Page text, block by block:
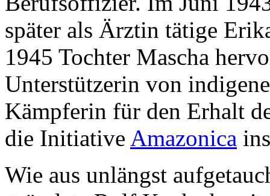
später als Ärztin tätige
1945 Tochter Mascha
Unterstützerin von
Kämpferin für den Erhalt
die Initiative Amazonica
Wie aus unlängst